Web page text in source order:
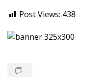
Post Views: 438